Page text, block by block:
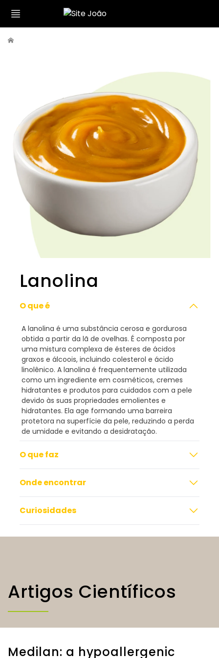
Lanolina
O que é
A lanolina é uma substância cerosa e gordurosa
obtida a partir da lã de ovelhas. É composta por
uma mistura complexa de ésteres de ácidos
graxos e álcoois, incluindo colesterol e ácido
linolênico. A lanolina é frequentemente utilizada
como um ingrediente em cosméticos, cremes
hidratantes e produtos para cuidados com a pele
devido às suas propriedades emolientes e
hidratantes. Ela age formando uma barreira
protetora na superfície da pele, reduzindo a perda
de umidade e evitando a desidratação.
O que faz
Onde encontrar
Curiosidades
Artigos Científicos
Medilan: a hypoallergenic